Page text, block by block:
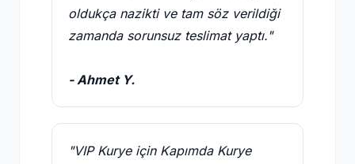
oldukça nazikti ve tam söz verildiği
zamanda sorunsuz teslimat yaptı."
- Ahmet Y.
"VIP Kurye için Kapımda Kurye